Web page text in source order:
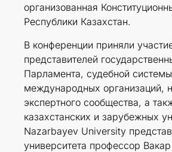
организованная
Республики Казахстан.
В конференции приняли
представителей
Парламента, судебной
международных организаций,
экспертного сообщества, а
казахстанских и зарубежных
Nazarbayev University
университета профессор